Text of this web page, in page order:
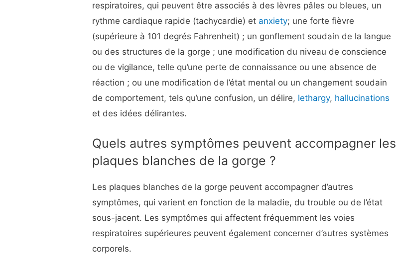
respiratoires, qui peuvent être associés à des lèvres pâles ou bleues, un
rythme cardiaque rapide (tachycardie) et anxiety; une forte fièvre
(supérieure à 101 degrés Fahrenheit) ; un gonflement soudain de la langue
ou des structures de la gorge ; une modification du niveau de conscience
ou de vigilance, telle qu’une perte de connaissance ou une absence de
réaction ; ou une modification de l’état mental ou un changement soudain
de comportement, tels qu’une confusion, un délire, lethargy, hallucinations
et des idées délirantes.
Quels autres symptômes peuvent accompagner les
plaques blanches de la gorge ?
Les plaques blanches de la gorge peuvent accompagner d’autres
symptômes, qui varient en fonction de la maladie, du trouble ou de l’état
sous-jacent. Les symptômes qui affectent fréquemment les voies
respiratoires supérieures peuvent également concerner d’autres systèmes
corporels.